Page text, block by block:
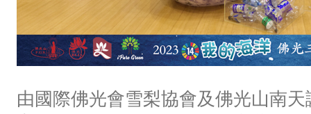
由國際佛光會雪梨協會及佛光山南